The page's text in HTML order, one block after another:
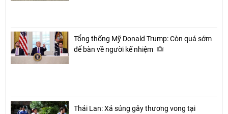
Tổng thống Mỹ Donald Trump: Còn quá sớm
để bàn về người kế nhiệm
Thái Lan: Xả súng gây thương vong tại